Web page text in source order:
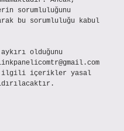
sorumluluğunu
bu sorumluluğu kabul
olduğunu
ilgili içerikler yasal